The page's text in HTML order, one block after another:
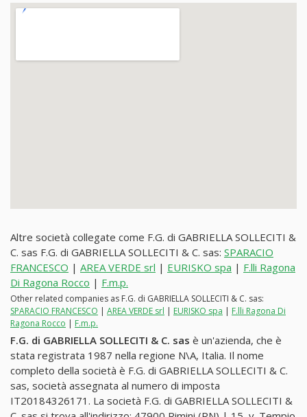
Altre società collegate come F.G. di GABRIELLA SOLLECITI &
C. sas F.G. di GABRIELLA SOLLECITI & C. sas: SPARACIO
FRANCESCO | AREA VERDE srl | EURISKO spa | F.lli Ragona
Di Ragona Rocco | F.m.p.
Other related companies as F.G. di GABRIELLA SOLLECITI & C. sas:
SPARACIO FRANCESCO | AREA VERDE srl | EURISKO spa | F.lli Ragona Di
Ragona Rocco | F.m.p.
F.G. di GABRIELLA SOLLECITI & C. sas è un'azienda, che è
stata registrata 1987 nella regione N\A, Italia. Il nome
completo della società è F.G. di GABRIELLA SOLLECITI & C.
sas, società assegnata al numero di imposta
IT20184326171. La società F.G. di GABRIELLA SOLLECITI &